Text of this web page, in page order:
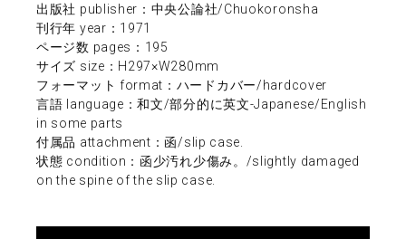
出版社 publisher：中央公論社/Chuokoronsha
刊行年 year：1971
ページ数 pages：195
サイズ size：H297×W280mm
フォーマット format：ハードカバー/hardcover
言語 language：和文/部分的に英文-Japanese/English
in some parts
付属品 attachment：函/slip case.
状態 condition：函少汚れ少傷み。/slightly damaged
on the spine of the slip case.